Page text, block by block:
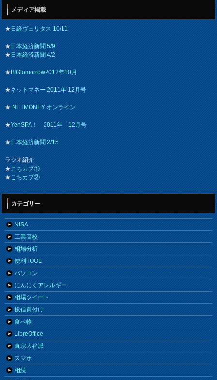
メディア掲載
★日経ヴェリタス 10/11
★日本経済新聞 5/9
★日本経済新聞 4/2
★BIGtomorrow2012年10月
★ネットマネー 2011年 12月号
★NETMONEY オンライン
★YenSPA！ 2011年 12月号
★日本経済新聞 2/15
ラジオ紹介
★こちカブ①
★こちカブ②
カテゴリー
NISA
工業高校
相場分析
便利TOOL
パソコン
にんにくアレルギー
相場ツイート
投信買付け
食べ物
LibreOffice
真宗大谷派
スマホ
相続